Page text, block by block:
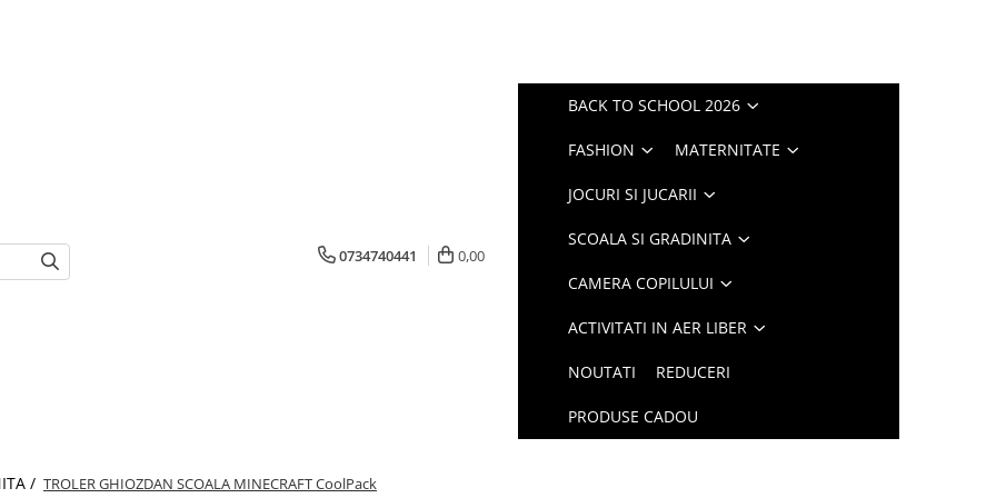
0734740441 0,00
BACK TO SCHOOL 2026
FASHION MATERNITATE
JOCURI SI JUCARII
SCOALA SI GRADINITA
CAMERA COPILULUI
ACTIVITATI IN AER LIBER
NOUTATI REDUCERI
PRODUSE CADOU
/ TROLER GHIOZDAN SCOALA MINECRAFT CoolPack